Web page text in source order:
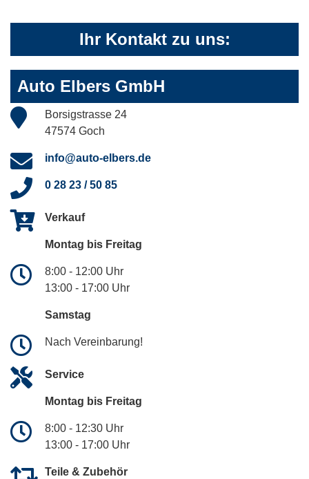
Ihr Kontakt zu uns:
Auto Elbers GmbH
Borsigstrasse 24
47574 Goch
info@auto-elbers.de
0 28 23 / 50 85
Verkauf
Montag bis Freitag
8:00 - 12:00 Uhr
13:00 - 17:00 Uhr
Samstag
Nach Vereinbarung!
Service
Montag bis Freitag
8:00 - 12:30 Uhr
13:00 - 17:00 Uhr
Teile & Zubehör